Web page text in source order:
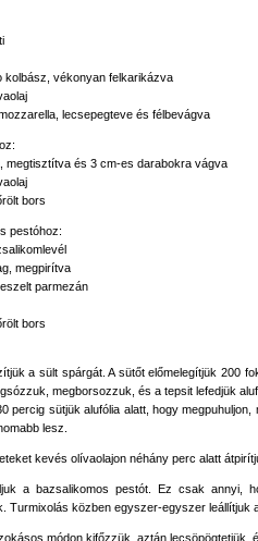
kolbász, vékonyan felkarikázva
lecsepegteve és félbevágva
megtisztítva és 3 cm-es darabokra vágva
bors
pestóhoz:
megpirítva
parmezán
bors
a sült spárgát. A sütőt előmelegítjük 200
megborsozzuk, és a tepsit lefedjük
percig sütjük alufólia alatt, hogy
lesz.
kevés olívaolajon néhány perc alatt
a bazsalikomos pestót. Ez csak annyi,
Turmixolás közben egyszer-egyszer leállítjuk
módon kifőzzük, aztán lecsöpögtetjük,